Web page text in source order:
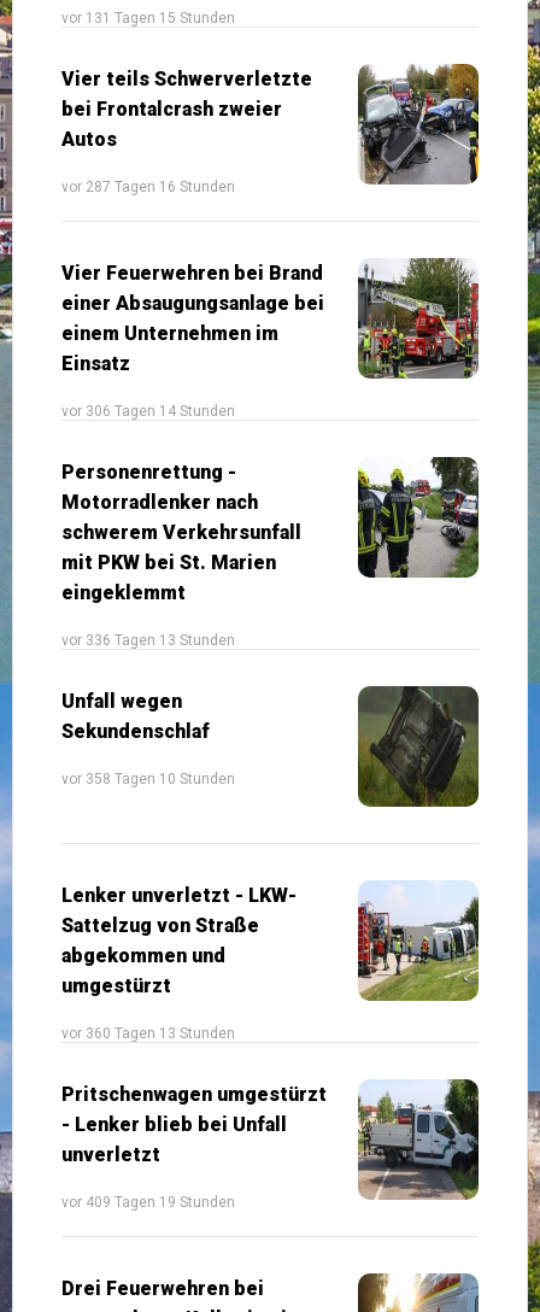
vor 131 Tagen 15 Stunden
Vier teils Schwerverletzte
bei Frontalcrash zweier
Autos
vor 287 Tagen 16 Stunden
Vier Feuerwehren bei Brand
einer Absaugungsanlage bei
einem Unternehmen im
Einsatz
vor 306 Tagen 14 Stunden
Personenrettung -
Motorradlenker nach
schwerem Verkehrsunfall
mit PKW bei St. Marien
eingeklemmt
vor 336 Tagen 13 Stunden
Unfall wegen
Sekundenschlaf
vor 358 Tagen 10 Stunden
Lenker unverletzt - LKW-
Sattelzug von Straße
abgekommen und
umgestürzt
vor 360 Tagen 13 Stunden
Pritschenwagen umgestürzt
- Lenker blieb bei Unfall
unverletzt
vor 409 Tagen 19 Stunden
Drei Feuerwehren bei